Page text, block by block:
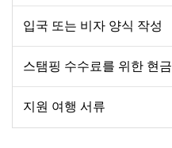
입국 또는 비자 양식 작성
스탬핑 수수료를 위한 현금
지원 여행 서류